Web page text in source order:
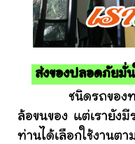
ส่งของปลอดภัยมั่น
ชนิดรถของทางเ
ล้อขนของ แต่เรายัง
ท่านได้เลือกใช้งานต